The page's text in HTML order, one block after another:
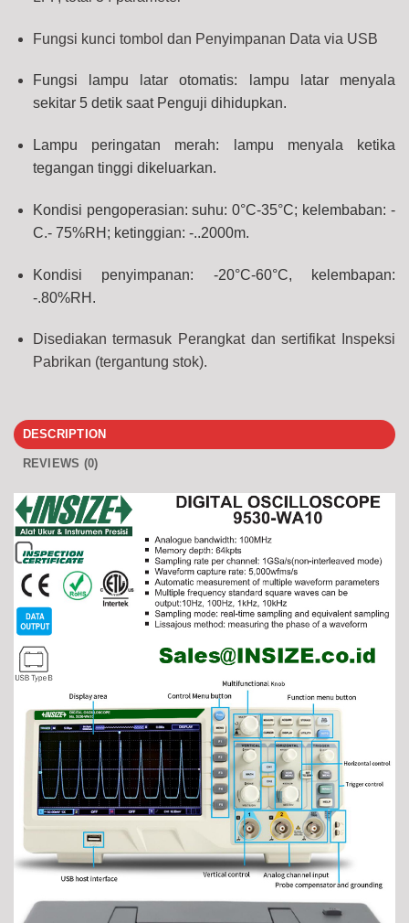
Fungsi kunci tombol dan Penyimpanan Data via USB
Fungsi lampu latar otomatis: lampu latar menyala
sekitar 5 detik saat Penguji dihidupkan.
Lampu peringatan merah: lampu menyala ketika
tegangan tinggi dikeluarkan.
Kondisi pengoperasian: suhu: 0°C-35°C; kelembaban: -
C.- 75%RH; ketinggian: -..2000m.
Kondisi penyimpanan: -20°C-60°C, kelembapan:
-.80%RH.
Disediakan termasuk Perangkat dan sertifikat Inspeksi
Pabrikan (tergantung stok).
DESCRIPTION
REVIEWS (0)